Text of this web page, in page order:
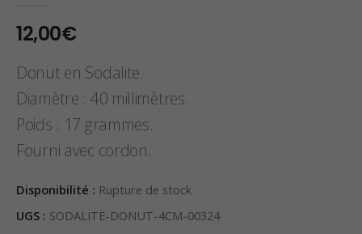
12,00€
Donut en Sodalite.
Diamètre : 40 millimètres.
Poids : 17 grammes.
Fourni avec cordon.
Disponibilité : Rupture de stock
UGS : SODALITE-DONUT-4CM-00324